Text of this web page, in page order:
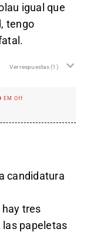
igual que
tengo
Ver respuestas(1)
EM Off
candidatura
tres
papeletas